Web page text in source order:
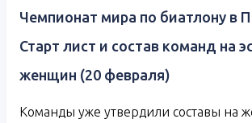
Чемпионат мира по биатлону в
Старт лист и состав команд на
женщин (20 февраля)
Команды уже утвердили составы на